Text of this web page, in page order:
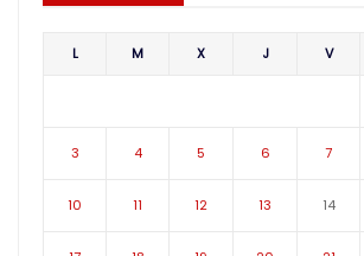
L M X J V
3 4 5 6 7
10 11 12 13 14